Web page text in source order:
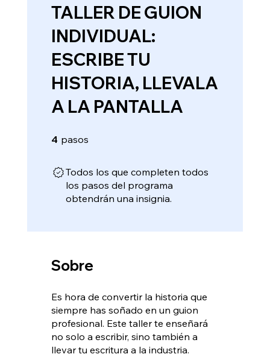
TALLER DE GUION
INDIVIDUAL:
ESCRIBE TU
HISTORIA, LLEVALA
A LA PANTALLA
4 pasos
Todos los que completen todos
los pasos del programa
obtendrán una insignia.
Sobre
Es hora de convertir la historia que
siempre has soñado en un guion
profesional. Este taller te enseñará
no solo a escribir, sino también a
llevar tu escritura a la industria.